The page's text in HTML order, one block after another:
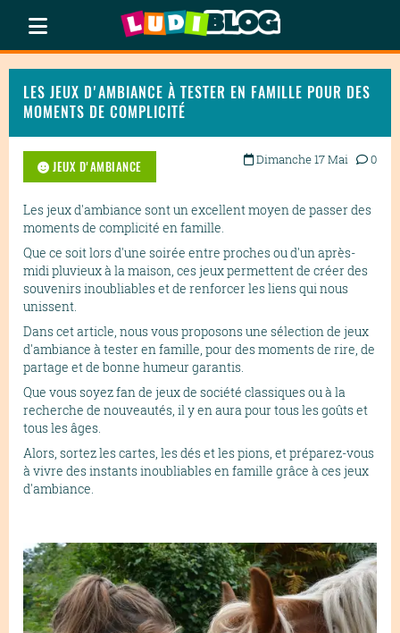
LES JEUX D'AMBIANCE À TESTER EN FAMILLE POUR DES
MOMENTS DE COMPLICITÉ
JEUX D'AMBIANCE Dimanche 17 Mai 0
Les jeux d'ambiance sont un excellent moyen de passer des
moments de complicité en famille.
Que ce soit lors d'une soirée entre proches ou d'un après-
midi pluvieux à la maison, ces jeux permettent de créer des
souvenirs inoubliables et de renforcer les liens qui nous
unissent.
Dans cet article, nous vous proposons une sélection de jeux
d'ambiance à tester en famille, pour des moments de rire, de
partage et de bonne humeur garantis.
Que vous soyez fan de jeux de société classiques ou à la
recherche de nouveautés, il y en aura pour tous les goûts et
tous les âges.
Alors, sortez les cartes, les dés et les pions, et préparez-vous
à vivre des instants inoubliables en famille grâce à ces jeux
d'ambiance.